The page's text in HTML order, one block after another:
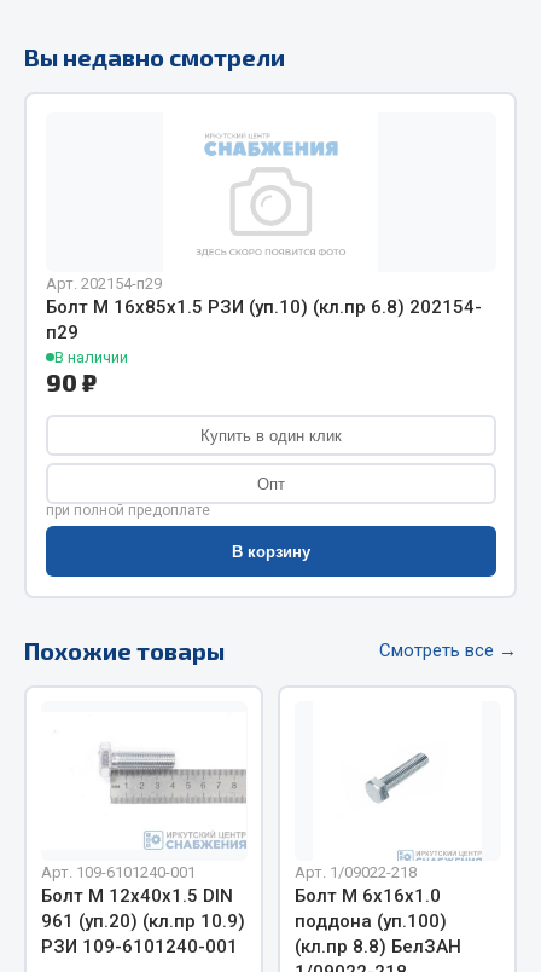
Показать ещё
Соединительные элементы
Camozzi
Адаптеры и переходники
Тройники
Трубки, муфты, гайки
Угольники
Фитинги
Весь раздел
Автомобильный инструмент
Крепежный инструмент
Режущий инструмент
Слесарный инструмент
Столярный инструмент
Показать ещё
Вы недавно смотрели
Арт. 202154-п29
Болт М 16х85х1.5 РЗИ (уп.10) (кл.пр 6.8) 202154-
п29
В наличии
90 ₽
Купить в один клик
Опт
при полной предоплате
В корзину
Похожие товары Смотреть все →
Арт. 109-6101240-001
Болт М 12х40х1.5 DIN
961 (уп.20) (кл.пр 10.9)
РЗИ 109-6101240-001
Арт. 1/09022-218
Болт М 6х16х1.0
поддона (уп.100)
(кл.пр 8.8) БелЗАН